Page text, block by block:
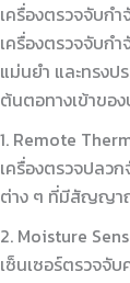
เครื่องตรวจจับก
เครื่องตรวจจับก
แม่นยำ และทรงป
ต้นตอทางเข้าขอ
1. Remote
เครื่องตรวจปลว
ต่าง ๆ ที่มีสัญญา
2. Moisture
เซ็นเซอร์ตรวจจั